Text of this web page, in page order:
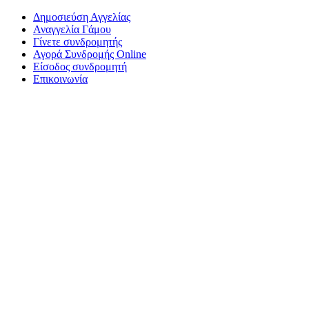
Δημοσιεύση Αγγελίας
Αναγγελία Γάμου
Γίνετε συνδρομητής
Αγορά Συνδρομής Online
Είσοδος συνδρομητή
Επικοινωνία